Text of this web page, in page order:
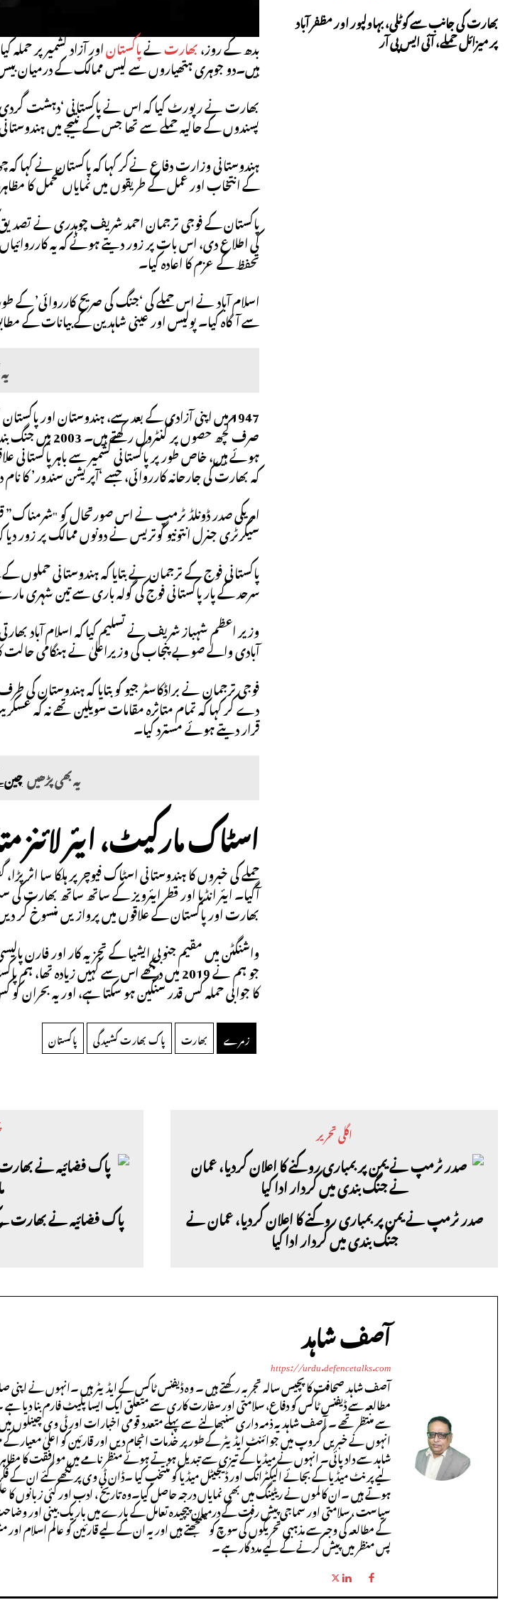
بھارت کی جانب سے کوٹلی، بہاولپور اور مظفر آباد
پر میزائل حملے، آئی ایس پی آر بدھ کے روز،بھارتنےپاکستاناور آزاد کشمیر پر
ہیں۔دو جوہری ہتھیاروں سے لیس ممالک کے
بھارت نے رپورٹ کیا کہ اس نے پاکستانی ‘دہشت گردی
پسندوں کے حالیہ حملے سے تھا جس کے نتیجے میں ہندوستانی کشمیر میں 26 ہندو
ہندوستانی وزارت دفاع نےکر کہا کہ پاکستان نے کہا
کے انتخاب اور عمل کے طریقوں میں نمایاں تحمل کا
پاکستان کے فوجی ترجمان احمد شریف چوہدری نے تصدیق
کی اطلاع دی، اس بات پر زور دیتے ہوئے کہ یہ
تحفظ کے عزم کا اعادہ کیا۔
اسلام آباد نے اس حملے کی ‘جنگ کی صریح کارروائی’ کے
سے آگاہ کیا۔ پولیس اور عینی شاہدین کے بیانات کے
1947 میں اپنی آزادی کے بعد سے، ہندوستان اور
ہوئے ہیں، خاص طور پر پاکستانی کشمیر سے باہر
کہ بھارت کی جارحانہ کارروائی، جسے ‘آپریشن سندور’ کا
امریکی صدر ڈونلڈ ٹرمپ نے اس صورتحال کو "شرمناک”
سیکرٹری جنرل انتونیو گوتریس نے دونوں ممالک پر زور
سرحد کے پار پاکستانی فوج کی گولہ باری سے تین شہری
وزیر اعظم شہباز شریف نے تسلیم کیا کہ اسلام آباد
آبادی والے صوبے پنجاب کی وزیراعلیٰ نے ہنگامی حالت کا
فوجی ترجمان نے براڈکاسٹر جیو کو بتایا کہ ہندوستان
دے کر کہا کہ تمام متاثرہ مقامات سویلین تھے نہ کہ
قرار دیتے ہوئے مسترد کیا۔
یہ بھی پڑھیںچین
اسٹاک مارکیٹ، ایئر لائنز
بھارت اور پاکستان کے علاقوں میں پروازیں منسوخ کر
واشنگٹن میں مقیم جنوبی ایشیا کے تجزیہ کار اور فارن
جو ہم نے 2019 میں دیکھے اس سے کہیں
کا جوابی حملہ کس قدر سنگین ہو سکتا ہے، اور یہ بحران
زمرے بھارت پاک بھارت کشیدگی پاکستان
اگلی تحریر
صدر ٹرمپ نے یمن پر بمباری روکنے کا اعلان کردیا، عمان نے
جنگ بندی میں کردار ادا کیا
آصف شاہد
https://urdu.defencetalks.com
آصف شاہد صحافت کا پچیس سالہ تجربہ رکھتے ہیں ۔ وہ ڈیفنس ٹاکس کے ایڈیٹر ہیں ۔انہوں نے اپنی
مطالعہ سے ڈیفنس ٹاکس کو دفاع، سلامتی اور سفارت کاری سے متعلق ایک ایسا پلیٹ فارم بنا دیا
سے منتظر تھے ۔ آصف شاہد یہ ذمہ داری سنبھالنے سے پہلے متعدد قومی اخبارات اور ٹی وی چینلوں
انہوں نے خبریں گروپ میں جوائنٹ ایڈیٹر کے طور پر خدمات انجام دیں اور قارئین کو اعلیٰ معیار کے
شاہد سے داد پائی۔ انہوں نے میڈیا کے تیزی سے تبدیل ہوتے ہوئے منظر نامے میں موافقت کا
لیے پرنٹ میڈیا کے بجائے الیکٹرانک اور ڈیجیٹل میڈیا کو منتخب کیا ۔ڈان ٹی وی پر لکھے گئے ان کے
ہوتے ہیں ۔ان کالموں نے ریٹینگ میں بھی نمایاں درجہ حاصل کیا۔وہ تاریخ ، ادب اور کئی زبانوں کا
سیاست ، سلامتی اور سماجی پیش رفت کے درمیان پیچیدہ تعامل کے بارے میں باریک بینی اور
کے مطالعہ کی وجہ سے مذہبی تحریکوں کی سوچ کو سمجھتے ہیں اور یہ ان کے لیے قارئین کو عالم
پس منظر میں پیش کرنے کے لیے مدد گار ہے ۔